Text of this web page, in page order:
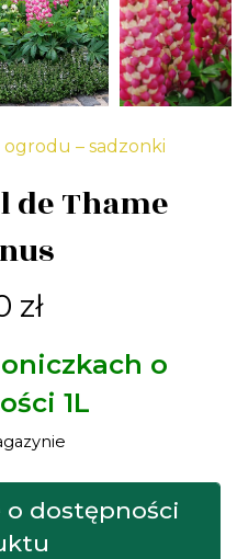
– sadzonki
de Thame
zł
o
1L
dostępności